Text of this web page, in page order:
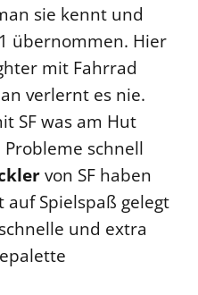
sie kennt und
übernommen. Hier
mit Fahrrad
verlernt es nie.
SF was am Hut
schnell
von SF haben
Spielspaß gelegt
und extra